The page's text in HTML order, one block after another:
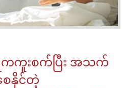
ကူးစက်ပြီး အသက်
ေနိုင်တဲ့